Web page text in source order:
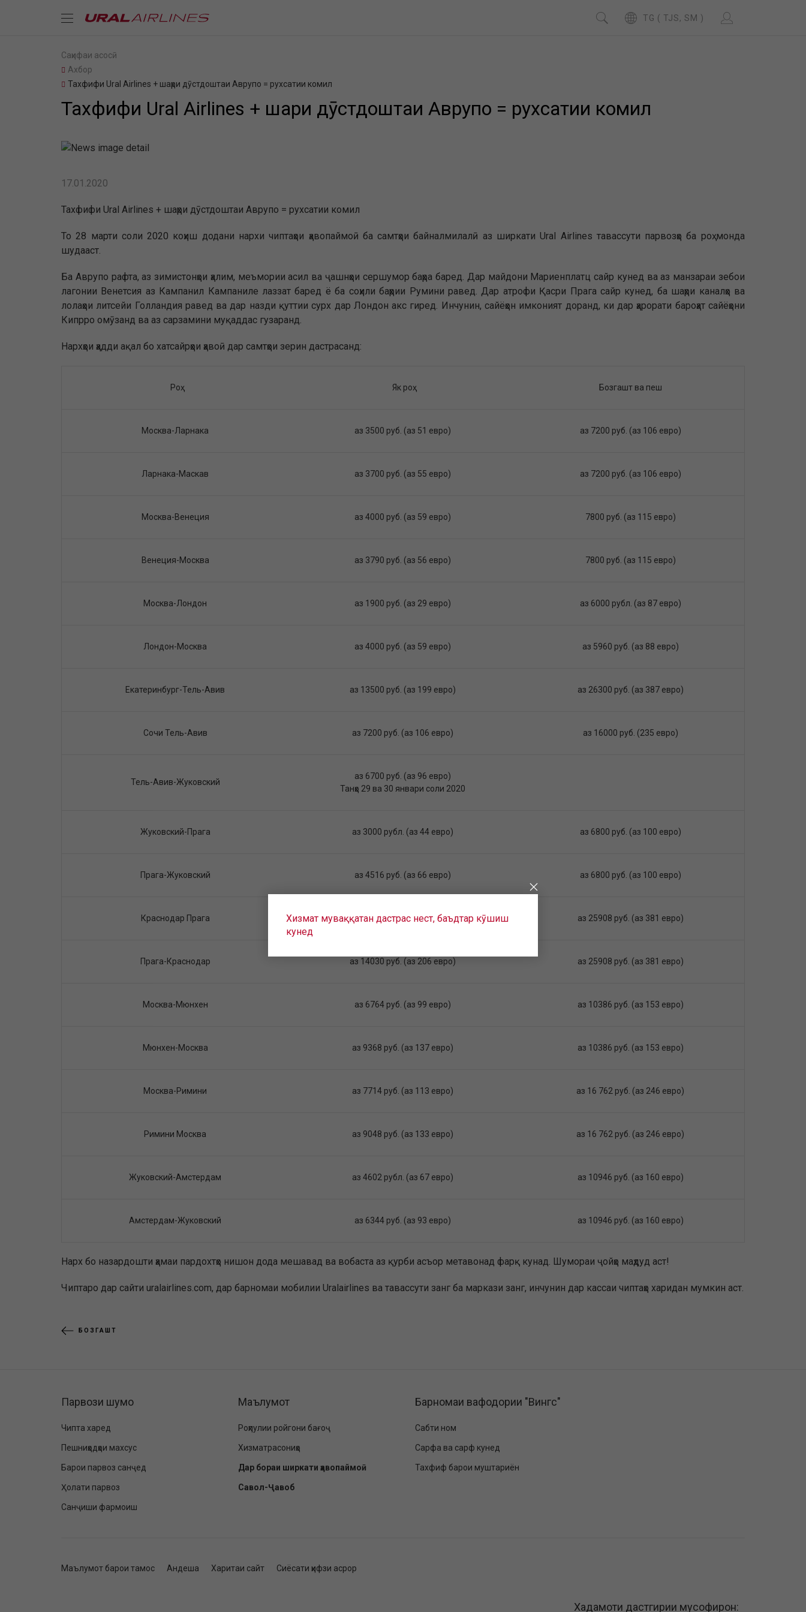
TG ( TJS, SM )
Саҳифаи асосӣ
Ахбор
Тахфифи Ural Airlines + шаҳри дӯстдоштаи Аврупо = рухсатии комил
Тахфифи Ural Airlines + шаҳри дӯстдоштаи Аврупо = рухсатии комил
17.01.2020
Тахфифи Ural Airlines + шаҳри дӯстдоштаи Аврупо = рухсатии комил
То 28 марти соли 2020 коҳиш додани нархи чиптаҳои ҳавопаймоӣ ба самтҳои байналмилалӣ аз ширкати Ural Airlines тавассути парвозҳо ба роҳ монда
шудааст.
Ба Аврупо рафта, аз зимистонҳои ҳалим, меъмории асил ва ҷашнҳои сершумор баҳра баред. Дар майдони Мариенплатц сайр кунед ва аз манзараи зебои
лагонии Венетсия аз Кампанил Кампаниле лаззат баред ё ба соҳили баҳрии Румини равед. Дар атрофи Қасри Прага сайр кунед, ба шаҳри каналҳо ва
лолаҳои литсейи Голландия равед ва дар назди қуттии сурх дар Лондон акс гиред. Инчунин, сайёҳон имконият доранд, ки дар ҳарорати бароҳат сайёҳони
Кипрро омӯзанд ва аз сарзамини муқаддас гузаранд.
Нархҳои ҳадди ақал бо хатсайрҳои ҳавоӣ дар самтҳои зерин дастрасанд:
Роҳ Як роҳ Бозгашт ва пеш
Москва-Ларнака аз 3500 руб. (аз 51 евро) аз 7200 руб. (аз 106 евро)
Ларнака-Маскав аз 3700 руб. (аз 55 евро) аз 7200 руб. (аз 106 евро)
Москва-Венеция аз 4000 руб. (аз 59 евро) 7800 руб. (аз 115 евро)
Венеция-Москва аз 3790 руб. (аз 56 евро) 7800 руб. (аз 115 евро)
Москва-Лондон аз 1900 руб. (аз 29 евро) аз 6000 рубл. (аз 87 евро)
Лондон-Москва аз 4000 руб. (аз 59 евро) аз 5960 руб. (аз 88 евро)
Екатеринбург-Тель-Авив аз 13500 руб. (аз 199 евро) аз 26300 руб. (аз 387 евро)
Сочи Тель-Авив аз 7200 руб. (аз 106 евро) аз 16000 руб. (235 евро)
Тель-Авив-Жуковский
аз 6700 руб. (аз 96 евро)
Танҳо 29 ва 30 январи соли 2020
Жуковский-Прага аз 3000 рубл. (аз 44 евро) аз 6800 руб. (аз 100 евро)
Прага-Жуковский аз 4516 руб. (аз 66 евро) аз 6800 руб. (аз 100 евро)
Краснодар Прага аз 12200 руб. (аз 179 евро) аз 25908 руб. (аз 381 евро)
Прага-Краснодар аз 14030 руб. (аз 206 евро) аз 25908 руб. (аз 381 евро)
Москва-Мюнхен аз 6764 руб. (аз 99 евро) аз 10386 руб. (аз 153 евро)
Мюнхен-Москва аз 9368 руб. (аз 137 евро) аз 10386 руб. (аз 153 евро)
Москва-Римини аз 7714 руб. (аз 113 евро) аз 16 762 руб. (аз 246 евро)
Римини Москва аз 9048 руб. (аз 133 евро) аз 16 762 руб. (аз 246 евро)
Жуковский-Амстердам аз 4602 рубл. (аз 67 евро) аз 10946 руб. (аз 160 евро)
Амстердам-Жуковский аз 6344 руб. (аз 93 евро) аз 10946 руб. (аз 160 евро)
Нарх бо назардошти ҳамаи пардохтҳо нишон дода мешавад ва вобаста аз қурби асъор метавонад фарқ кунад. Шумораи ҷойҳо маҳдуд аст!
Чиптаро дар сайти uralairlines.com, дар барномаи мобилии Uralairlines ва тавассути занг ба маркази занг, инчунин дар кассаи чиптаҳо харидан мумкин аст.
БОЗГАШТ
Хизмат муваққатан дастрас нест, баъдтар кӯшиш
кунед
Парвози шумо
Чипта харед
Пешниҳодҳои махсус
Барои парвоз санҷед
Ҳолати парвоз
Санҷиши фармоиш
Маълумот
Роҳпулии ройгони бағоҷ
Хизматрасониҳо
Дар бораи ширкати ҳавопаймоӣ
Савол-Ҷавоб
Барномаи вафодории "Вингс"
Сабти ном
Сарфа ва сарф кунед
Тахфиф барои муштариён
Маълумот барои тамос Андеша Харитаи сайт Сиёсати ҳифзи асрор
Хадамоти дастгирии мусофирон: